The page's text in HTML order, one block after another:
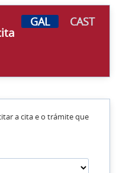
GAL CAST
a cita e o trámite que